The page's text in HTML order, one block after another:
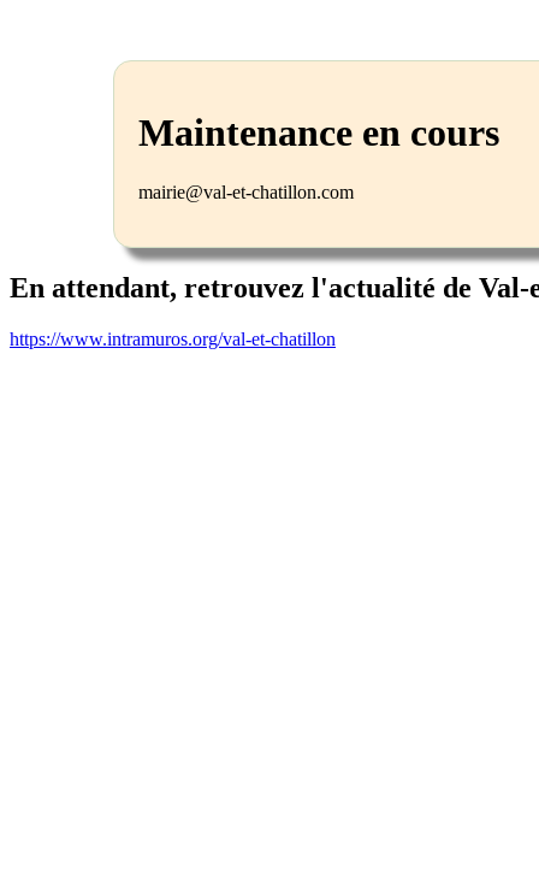
Maintenance en cours
mairie@val-et-chatillon.com
En attendant, retrouvez l'actualité de
https://www.intramuros.org/val-et-chatillon